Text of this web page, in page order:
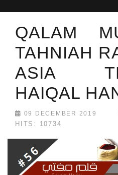
QALAM
TAHNIAH
ASIA
HAIQAL
09 DECEMBER 2019
HITS: 10734